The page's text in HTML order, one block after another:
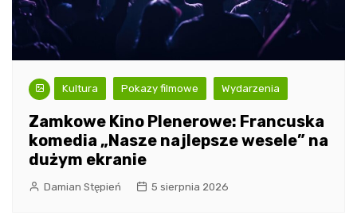
Kultura Pokazy filmowe Wydarzenia
Zamkowe Kino Plenerowe: Francuska
komedia „Nasze najlepsze wesele” na
dużym ekranie
Damian Stępień 5 sierpnia 2026